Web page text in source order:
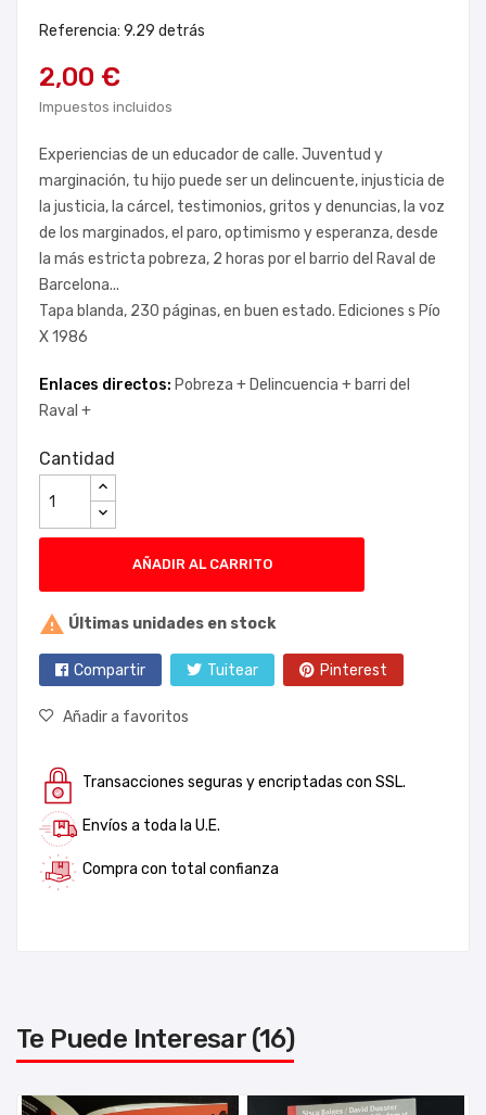
Referencia: 9.29 detrás
2,00 €
Impuestos incluidos
Experiencias de un educador de calle. Juventud y
marginación, tu hijo puede ser un delincuente, injusticia de
la justicia, la cárcel, testimonios, gritos y denuncias, la voz
de los marginados, el paro, optimismo y esperanza, desde
la más estricta pobreza, 2 horas por el barrio del Raval de
Barcelona...
Tapa blanda, 230 páginas, en buen estado. Ediciones s Pío
X 1986
Enlaces directos: Pobreza + Delincuencia + barri del
Raval +
Cantidad
AÑADIR AL CARRITO
 Últimas unidades en stock
Compartir Tuitear Pinterest
Añadir a favoritos
Transacciones seguras y encriptadas con SSL.
Envíos a toda la U.E.
Compra con total confianza
Te Puede Interesar (16)